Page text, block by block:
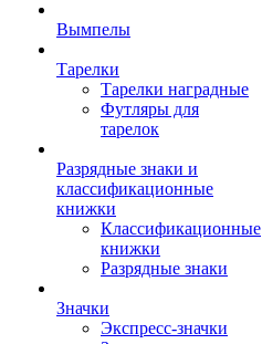
Вымпелы
Тарелки
Тарелки наградные
Футляры для
тарелок
Разрядные знаки и
классификационные
книжки
Классификационные
книжки
Разрядные знаки
Значки
Экспресс-значки